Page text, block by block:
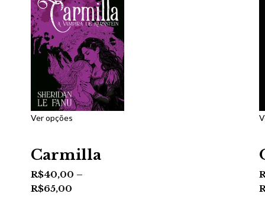
Ver opções
Carmilla
R$40,00 –
R$65,00